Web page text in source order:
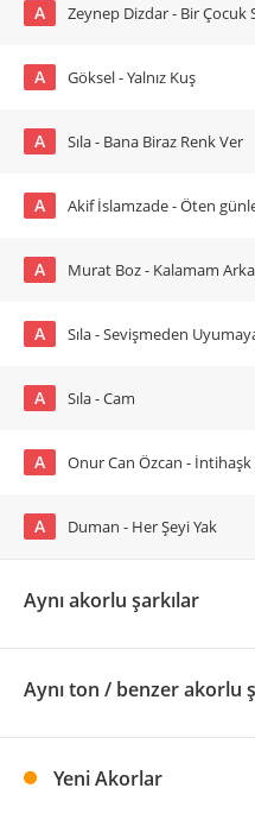
A Zeynep Dizdar - Bir Çocuk
A Göksel - Yalnız Kuş
A Sıla - Bana Biraz Renk Ver
A Akif İslamzade - Öten
A Murat Boz - Kalamam
A Sıla - Sevişmeden
A Sıla - Cam
A Onur Can Özcan - İntihaşk
A Duman - Her Şeyi Yak
Aynı akorlu şarkılar
Aynı ton / benzer akorlu
Yeni Akorlar